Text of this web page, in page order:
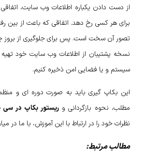
از دست دادن یکباره اطلاعات وب سایت،
برای هر کسی رخ دهد. اتفاقی که باعث از بین
تصور آن سخت است. پس برای جلوگیری از بروز
نسخه پشتیبان از اطلاعات وب سایت خود
سیستم و یا فضایی امن ذخیره کنیم.
این بکاپ‌ گیری باید به صورت دوره‌ ای و
مطلب، نحوه بازگردانی وریستور بکاپ در سی
نظرات خود را در ارتباط با این آموزش، با ما در
مطالب مرتبط: